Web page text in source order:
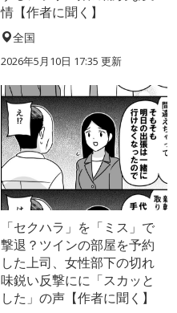
情【作者に聞く】
全国
2026年5月10日 17:35 更新
「セクハラ」を「ミス」で
撃退？ツインの部屋を予約
した上司、女性部下の切れ
味鋭い反撃にに「スカッと
した」の声【作者に聞く】